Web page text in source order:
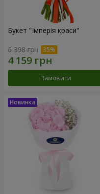
Букет "Імперія краси"
6 398 грн
Замовити